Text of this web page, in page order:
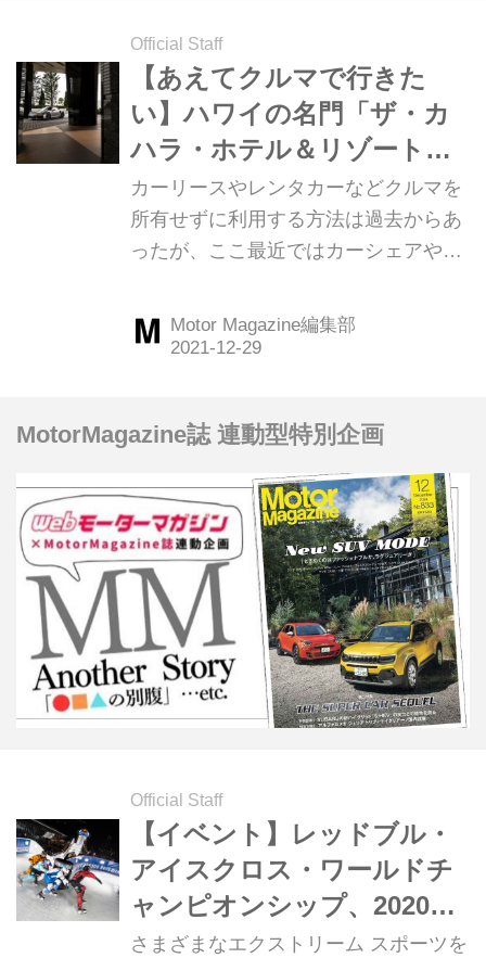
Official Staff
【あえてクルマで行きた
い】ハワイの名門「ザ・カ
ハラ・ホテル＆リゾート横
浜（神奈川県横浜市）」
カーリースやレンタカーなどクルマを
所有せずに利用する方法は過去からあ
ったが、ここ最近ではカーシェアやサ
より使いやすくなった。そんな、運転
免許さえ持っていれば誰でもドライブ
県横浜市にある「ザ・カハラ・ホテル
＆リゾート横浜」に行ってみた。
（Motor Magazine2021年4月号より）
Motor Magazine編集部
MotorMagazine誌 連動型特別企画
Official Staff
【イベント】レッドブル・
アイスクロス・ワールドチ
ャンピオンシップ、2020年2
月15日に横浜で開催が決
さまざまなエクストリーム スポーツを